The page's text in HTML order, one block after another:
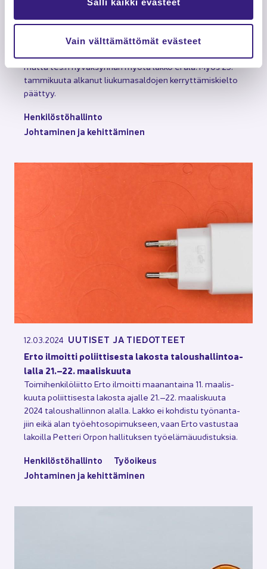
Vain välttämättömät evästeet
pe­ruun­tuu
Ta­lous­hal­lin­toa­lal­le on hy­väk­syt­ty uusi työ­eh­to­so­pi­
mutta tes:n hy­väk­syn­nän myötä lakko ei ala. Myös 25.
tam­mi­kuu­ta al­ka­nut liu­ku­ma­sal­do­jen ker­ryt­tä­mis­kiel­to
päät­tyy.
Hen­ki­lös­tö­hal­lin­to
Joh­ta­mi­nen ja ke­hit­tä­mi­nen
12.03.2024 UU­TI­SET JA TIE­DOT­TEET
Erto il­moit­ti po­liit­ti­ses­ta la­kos­ta ta­lous­hal­lin­toa­
lal­la 21.–22. maa­lis­kuu­ta
Toi­mi­hen­ki­lö­liit­to Erto il­moit­ti maa­nan­tai­na 11. maa­lis­
kuu­ta po­liit­ti­ses­ta la­kos­ta ajal­le 21.–22. maa­lis­kuu­ta
2024 ta­lous­hal­lin­non alal­la. Lakko ei koh­dis­tu työ­nan­ta­
jiin eikä alan työ­eh­to­so­pi­muk­seen, vaan Erto vas­tus­taa
la­koil­la Pet­te­ri Orpon hal­li­tuk­sen työ­elä­mä­uu­dis­tuk­sia.
Hen­ki­lös­tö­hal­lin­to
Työ­oi­keus
Joh­ta­mi­nen ja ke­hit­tä­mi­nen